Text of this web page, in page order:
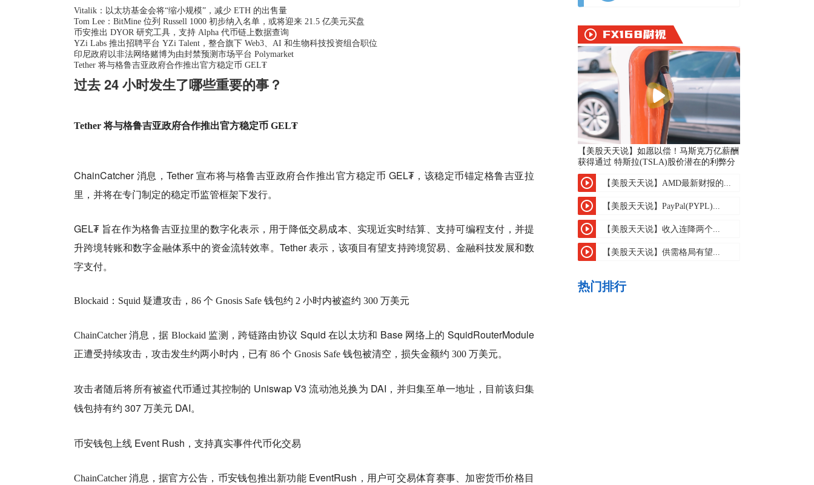
Vitalik：以太坊基金会将“缩小规模”，减少 ETH 的出售量
Tom Lee：BitMine 位列 Russell 1000 初步纳入名单，或将迎来 21.5 亿美元买盘
币安推出 DYOR 研究工具，支持 Alpha 代币链上数据查询
YZi Labs 推出招聘平台 YZi Talent，整合旗下 Web3、AI 和生物科技投资组合职位
印尼政府以非法网络赌博为由封禁预测市场平台 Polymarket
Tether 将与格鲁吉亚政府合作推出官方稳定币 GEL₮
过去 24 小时发生了哪些重要的事？
Tether 将与格鲁吉亚政府合作推出官方稳定币 GEL₮
ChainCatcher 消息，Tether 宣布将与格鲁吉亚政府合作推出官方稳定币 GEL₮，该稳定币锚定格鲁吉亚拉
里，并将在专门制定的稳定币监管框架下发行。
GEL₮ 旨在作为格鲁吉亚拉里的数字化表示，用于降低交易成本、实现近实时结算、支持可编程支付，并提
升跨境转账和数字金融体系中的资金流转效率。Tether 表示，该项目有望支持跨境贸易、金融科技发展和数
字支付。
Blockaid：Squid 疑遭攻击，86 个 Gnosis Safe 钱包约 2 小时内被盗约 300 万美元
ChainCatcher 消息，据 Blockaid 监测， 跨链路由协议 Squid 在以太坊和 Base 网络上的 SquidRouterModule
正遭受持续攻击， 攻击发生约两小时内，已有 86 个 Gnosis Safe 钱包被清空，损失金额约 300 万美元。
攻击者随后将所有被盗代币通过其控制的 Uniswap V3 流动池兑换为 DAI，并归集至单一地址，目前该归集
钱包持有约 307 万美元 DAI。
币安钱包上线 Event Rush，支持真实事件代币化交易
ChainCatcher 消息，据官方公告，币安钱包推出新功能 EventRush，用户可交易体育赛事、加密货币价格目
【美股天天说】如愿以偿！马斯克万亿薪酬
获得通过 特斯拉(TSLA)股价潜在的利弊分
析
【美股天天说】AMD最新财报的...
【美股天天说】PayPal(PYPL)...
【美股天天说】收入连降两个...
【美股天天说】供需格局有望...
热门排行